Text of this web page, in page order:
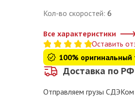
Кол-во скоростей: 6
Все характеристики
Оставить
100% оригинальный
Доставка по
Отправляем грузы